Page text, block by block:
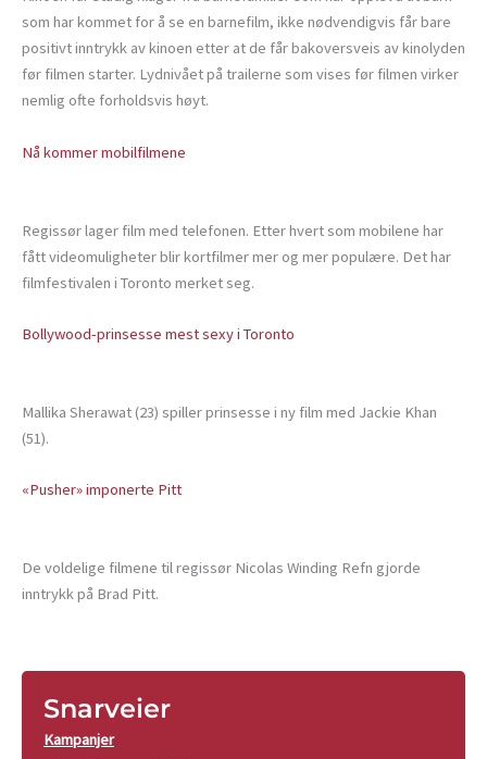
som har kommet for å se en barnefilm, ikke nødvendigvis får bare
positivt inntrykk av kinoen etter at de får bakoversveis av kinolyden
før filmen starter. Lydnivået på trailerne som vises før filmen virker
nemlig ofte forholdsvis høyt.
Nå kommer mobilfilmene
Regissør lager film med telefonen. Etter hvert som mobilene har
fått videomuligheter blir kortfilmer mer og mer populære. Det har
filmfestivalen i Toronto merket seg.
Bollywood-prinsesse mest sexy i Toronto
Mallika Sherawat (23) spiller prinsesse i ny film med Jackie Khan
(51).
«Pusher» imponerte Pitt
De voldelige filmene til regissør Nicolas Winding Refn gjorde
inntrykk på Brad Pitt.
Snarveier
Kampanjer